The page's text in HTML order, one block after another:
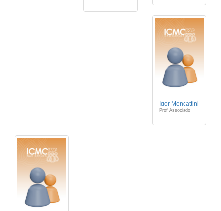
Igor Mencattini
Prof Associado